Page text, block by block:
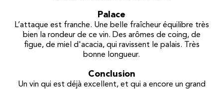
Palace
L’attaque est franche. Une belle fraîcheur équilibre très
bien la rondeur de ce vin. Des arômes de coing, de
figue, de miel d'acacia, qui ravissent le palais. Très
bonne longueur.
Conclusion
Un vin qui est déjà excellent, et qui a encore un grand